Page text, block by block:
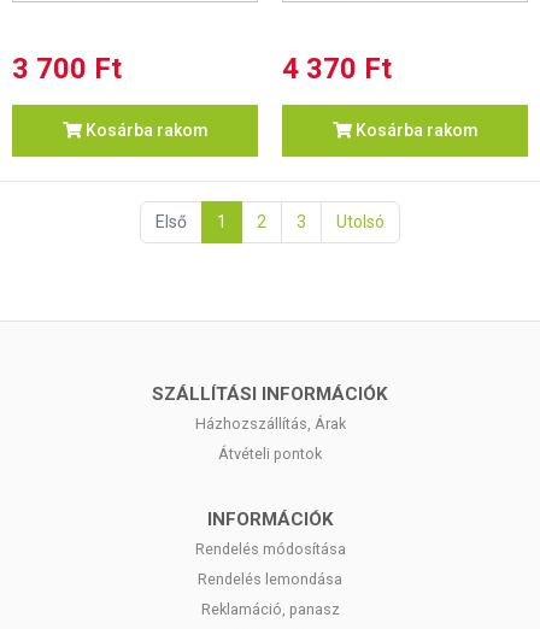
3 700 Ft
Kosárba rakom
4 370 Ft
Kosárba rakom
Első 1 2 3 Utolsó
SZÁLLÍTÁSI INFORMÁCIÓK
Házhozszállítás, Árak
Átvételi pontok
INFORMÁCIÓK
Rendelés módosítása
Rendelés lemondása
Reklamáció, panasz